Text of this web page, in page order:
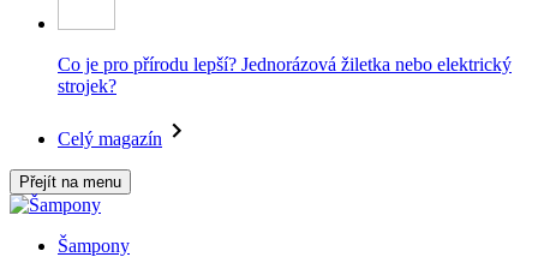
Co je pro přírodu lepší? Jednorázová žiletka nebo elektrický
strojek?
Celý magazín
Přejít na menu
Šampony